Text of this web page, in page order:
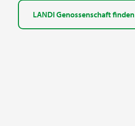
LANDI Genossenschaft finden